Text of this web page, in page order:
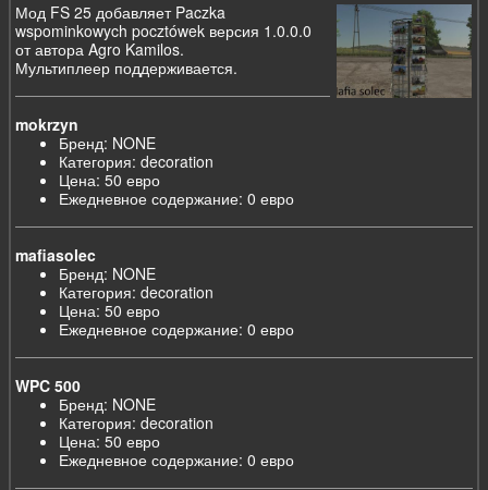
Мод FS 25 добавляет Paczka
wspominkowych pocztówek версия 1.0.0.0
от автора Agro Kamilos.
Мультиплеер поддерживается.
mokrzyn
Бренд: NONE
Категория: decoration
Цена: 50 евро
Ежедневное содержание: 0 евро
mafiasolec
Бренд: NONE
Категория: decoration
Цена: 50 евро
Ежедневное содержание: 0 евро
WPC 500
Бренд: NONE
Категория: decoration
Цена: 50 евро
Ежедневное содержание: 0 евро